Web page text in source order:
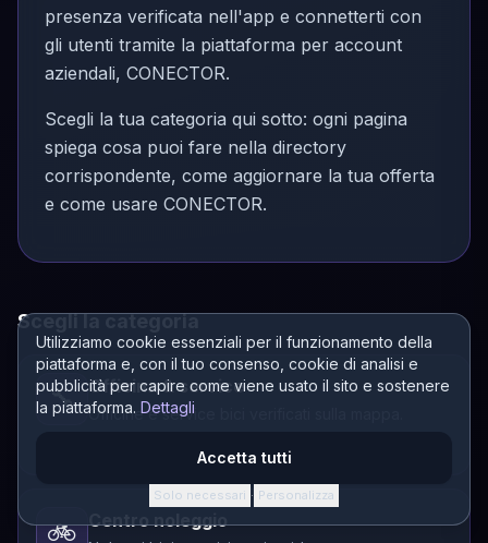
Utilizziamo cookie essenziali per il funzionamento della
piattaforma e, con il tuo consenso, cookie di analisi e
pubblicità per capire come viene usato il sito e sostenere
la piattaforma. Dettagli
Accetta tutti
Solo necessari · Personalizza
presenza verificata nell'app e connetterti con
gli utenti tramite la piattaforma per account
aziendali, CONECTOR.
Scegli la tua categoria qui sotto: ogni pagina
spiega cosa puoi fare nella directory
corrispondente, come aggiornare la tua offerta
e come usare CONECTOR.
Scegli la categoria
🔧 Officina & service
Officine e service bici verificati sulla mappa.
🚲 Centro noleggio